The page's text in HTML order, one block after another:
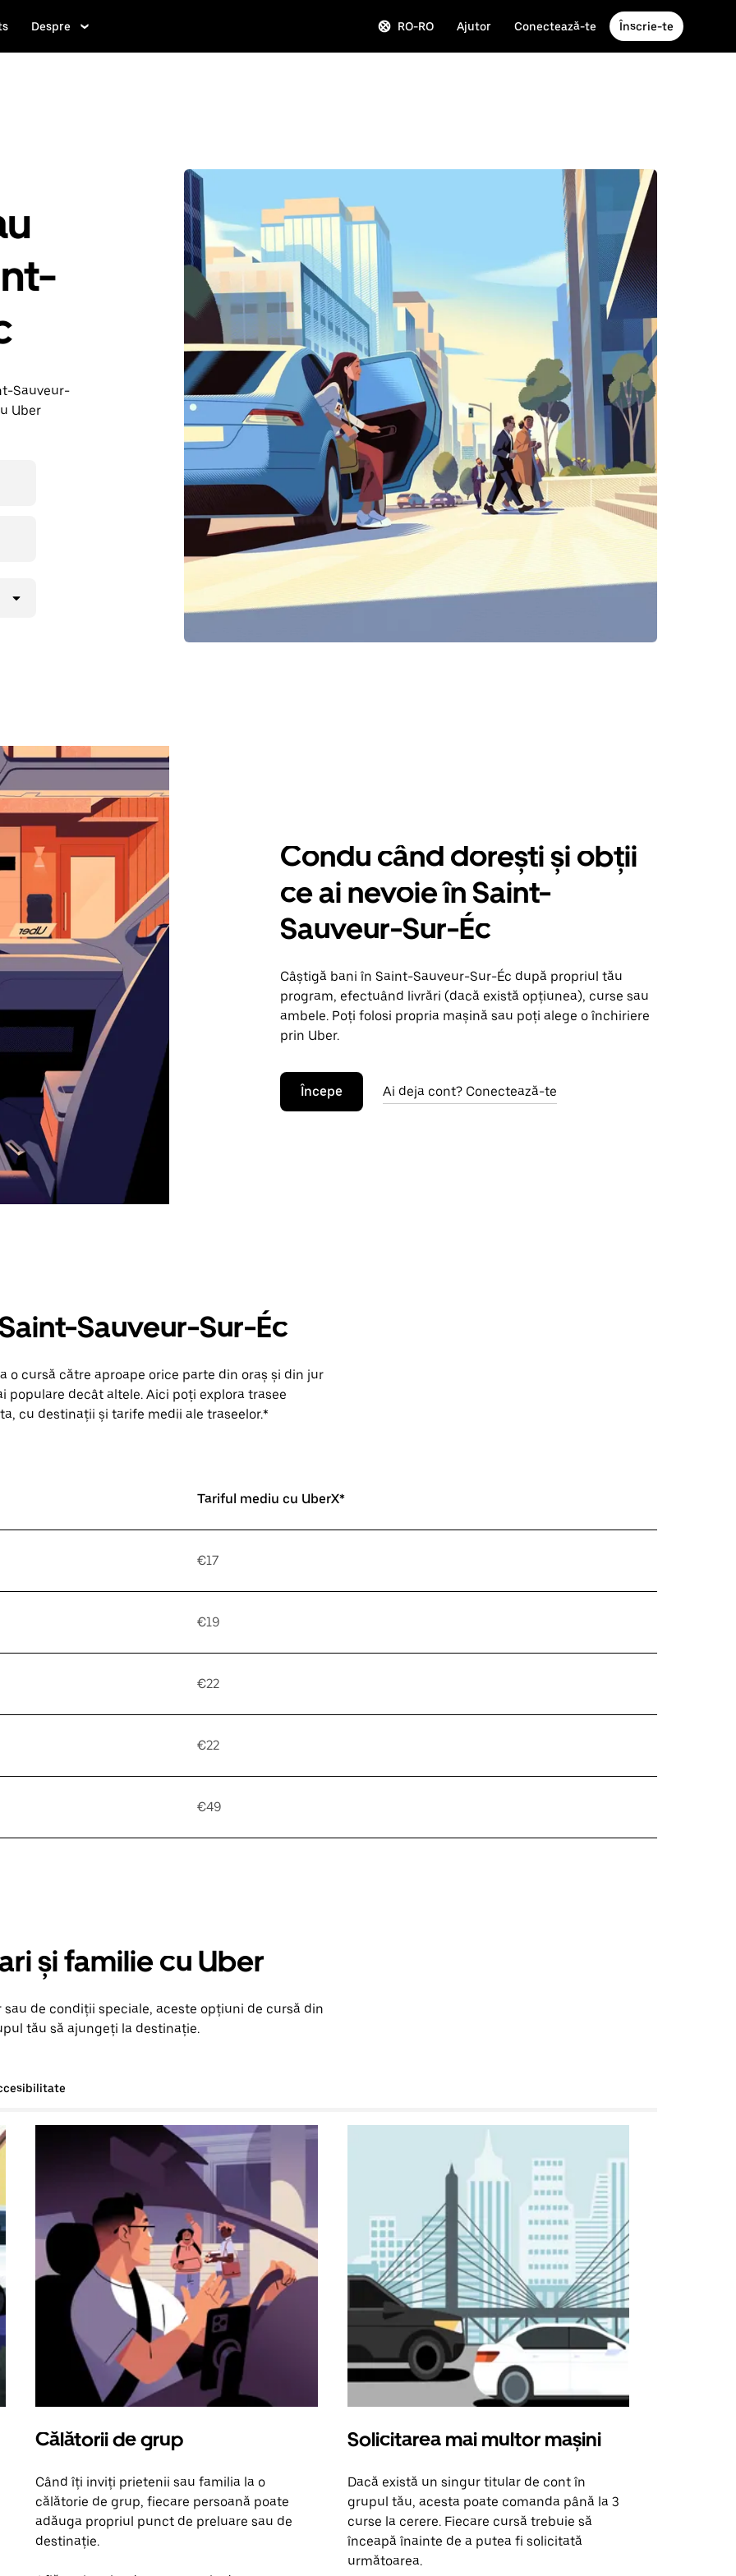
Despre RO-RO Ajutor Conectează-te Înscrie-te
Sauveur-
Uber
Condu când dorești și obții
ce ai nevoie în Saint-
Sauveur-Sur-Éc
Câștigă bani în Saint-Sauveur-Sur-Éc după propriul tău
program, efectuând livrări (dacă există opțiunea), curse sau
ambele. Poți folosi propria mașină sau poți alege o închiriere
prin Uber.
Începe Ai deja cont? Conectează-te
Sauveur-Sur-Éc
o cursă către aproape orice parte din oraș și din jur
decât altele. Aici poți explora trasee
cu destinații și tarife medii ale traseelor.*
Tariful mediu cu UberX*
€17
€19
€22
€22
€49
și familie cu Uber
de condiții speciale, aceste opțiuni de cursă din
tău să ajungeți la destinație.
Călătorii de grup
Când îți inviți prietenii sau familia la o
călătorie de grup, fiecare persoană poate
adăuga propriul punct de preluare sau de
destinație.
Solicitarea mai multor mașini
Dacă există un singur titular de cont în
grupul tău, acesta poate comanda până la 3
curse la cerere. Fiecare cursă trebuie să
înceapă înainte de a putea fi solicitată
următoarea.